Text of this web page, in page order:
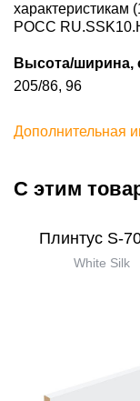
характеристикам
POCC
Высота/ширина,
205/86, 96
Дополнительная
С этим
Плинтус S-
White Silk